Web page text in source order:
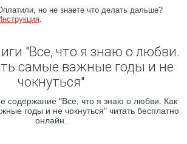
но не знаете что делать дальше?
.
"Все, что я знаю о любви.
самые важные годы и не
чокнуться"
содержание "Все, что я знаю о любви. Как
годы и не чокнуться" читать бесплатно
онлайн.